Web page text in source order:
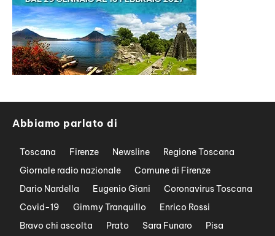
Abbiamo parlato di
Toscana Firenze Newsline
Regione Toscana
Giornale radio nazionale
Comune di Firenze
Dario Nardella
Eugenio Giani
Coronavirus Toscana
Covid-19
Gimmy Tranquillo
Enrico Rossi
Bravo chi ascolta
Prato Sara Funaro
Pisa